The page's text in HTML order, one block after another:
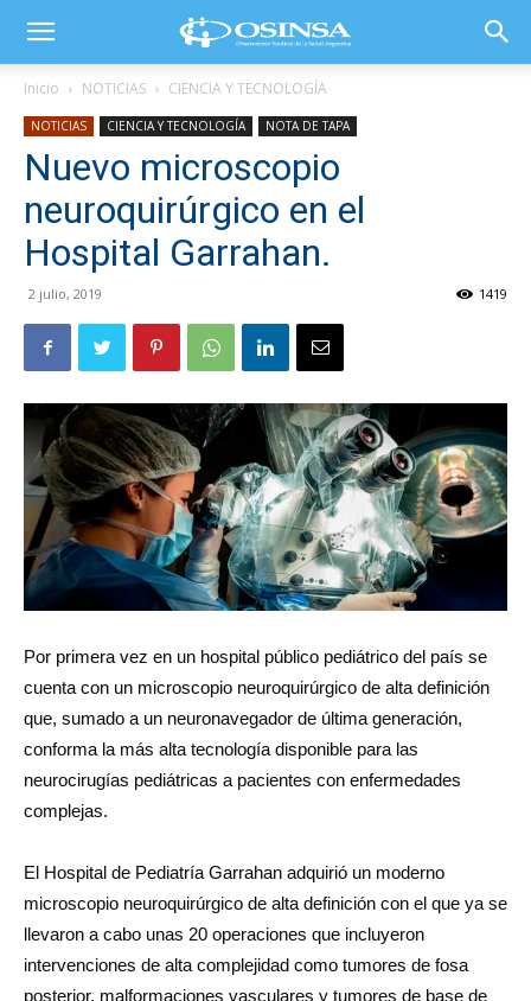
Inicio NOTICIAS CIENCIA Y TECNOLOGÍA
NOTICIAS CIENCIA Y TECNOLOGÍA NOTA DE TAPA
Nuevo microscopio
neuroquirúrgico en el
Hospital Garrahan.
2 julio, 2019 1419
Por primera vez en un hospital público pediátrico del país se
cuenta con un microscopio neuroquirúrgico de alta definición
que, sumado a un neuronavegador de última generación,
conforma la más alta tecnología disponible para las
neurocirugías pediátricas a pacientes con enfermedades
complejas.
El Hospital de Pediatría Garrahan adquirió un moderno
microscopio neuroquirúrgico de alta definición con el que ya se
llevaron a cabo unas 20 operaciones que incluyeron
intervenciones de alta complejidad como tumores de fosa
posterior, malformaciones vasculares y tumores de base de